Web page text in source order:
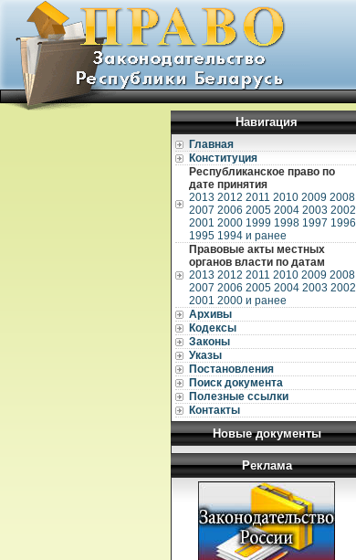
Навигация
Главная
Конституция
Республиканское право по
дате принятия
2013 2012 2011 2010 2009 2008
2007 2006 2005 2004 2003 2002
2001 2000 1999 1998 1997 1996
1995 1994 и ранее
Правовые акты местных
органов власти по датам
2013 2012 2011 2010 2009 2008
2007 2006 2005 2004 2003 2002
2001 2000 и ранее
Архивы
Кодексы
Законы
Указы
Постановления
Поиск документа
Полезные ссылки
Контакты
Новые документы
Реклама